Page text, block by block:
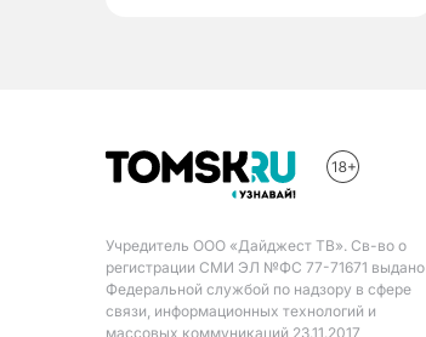
Учредитель ООО «Дайджест ТВ». Св-во о
регистрации СМИ ЭЛ №ФС 77-71671 выдано
Федеральной службой по надзору в сфере
связи, информационных технологий и
массовых коммуникаций 23.11.2017